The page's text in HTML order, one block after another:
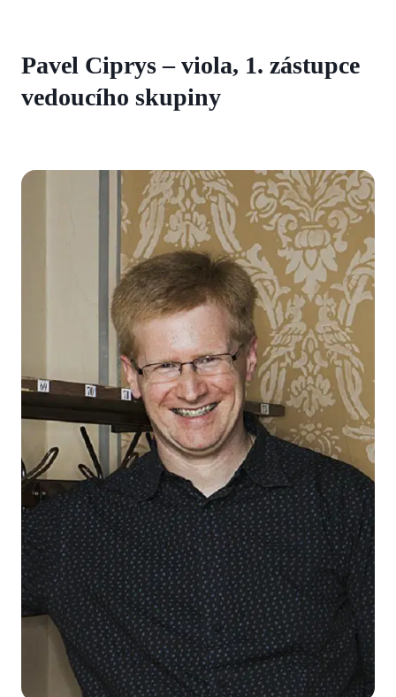
Pavel Ciprys – viola, 1. zástupce
vedoucího skupiny